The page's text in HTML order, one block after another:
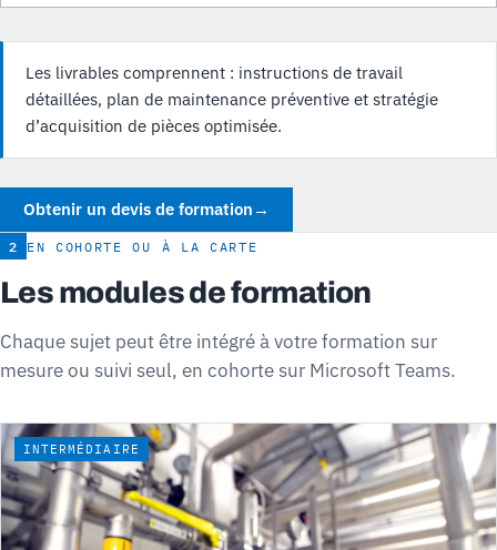
Les livrables comprennent : instructions de travail
détaillées, plan de maintenance préventive et stratégie
d’acquisition de pièces optimisée.
Obtenir un devis de formation →
2 EN COHORTE OU À LA CARTE
Les modules de formation
Chaque sujet peut être intégré à votre formation sur
mesure ou suivi seul, en cohorte sur Microsoft Teams.
INTERMÉDIAIRE